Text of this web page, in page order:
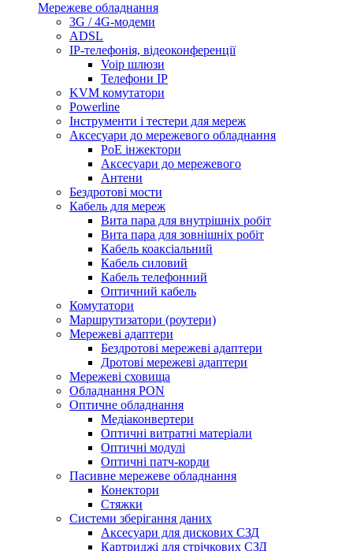
Мережеве обладнання
3G / 4G-модеми
ADSL
IP-телефонія, відеоконференції
Voip шлюзи
Телефони IP
KVM комутатори
Powerline
Інструменти і тестери для мереж
Аксесуари до мережевого обладнання
PoE інжектори
Аксесуари до мережевого
Антени
Бездротові мости
Кабель для мереж
Вита пара для внутрішніх робіт
Вита пара для зовнішніх робіт
Кабель коаксіальний
Кабель силовий
Кабель телефонний
Оптичний кабель
Комутатори
Маршрутизатори (роутери)
Мережеві адаптери
Бездротові мережеві адаптери
Дротові мережеві адаптери
Мережеві сховища
Обладнання PON
Оптичне обладнання
Медіаконвертери
Оптичні витратні матеріали
Оптичні модулі
Оптичні патч-корди
Пасивне мережеве обладнання
Конектори
Стяжки
Системи зберігання даних
Аксесуари для дискових СЗД
Картриджі для стрічкових СЗД